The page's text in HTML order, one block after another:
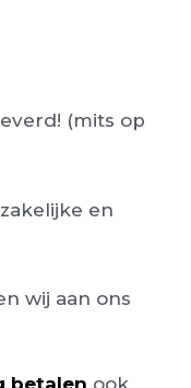
(mits op
en
wij aan ons